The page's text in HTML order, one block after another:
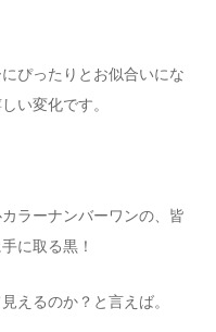
ぴったりとお似合いにな
い変化です。
ラーナンバーワンの、皆
に取る黒！
えるのか？と言えば。